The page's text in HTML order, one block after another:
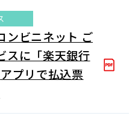
ンビニネット ご
スに「楽天銀行
プリで払込票